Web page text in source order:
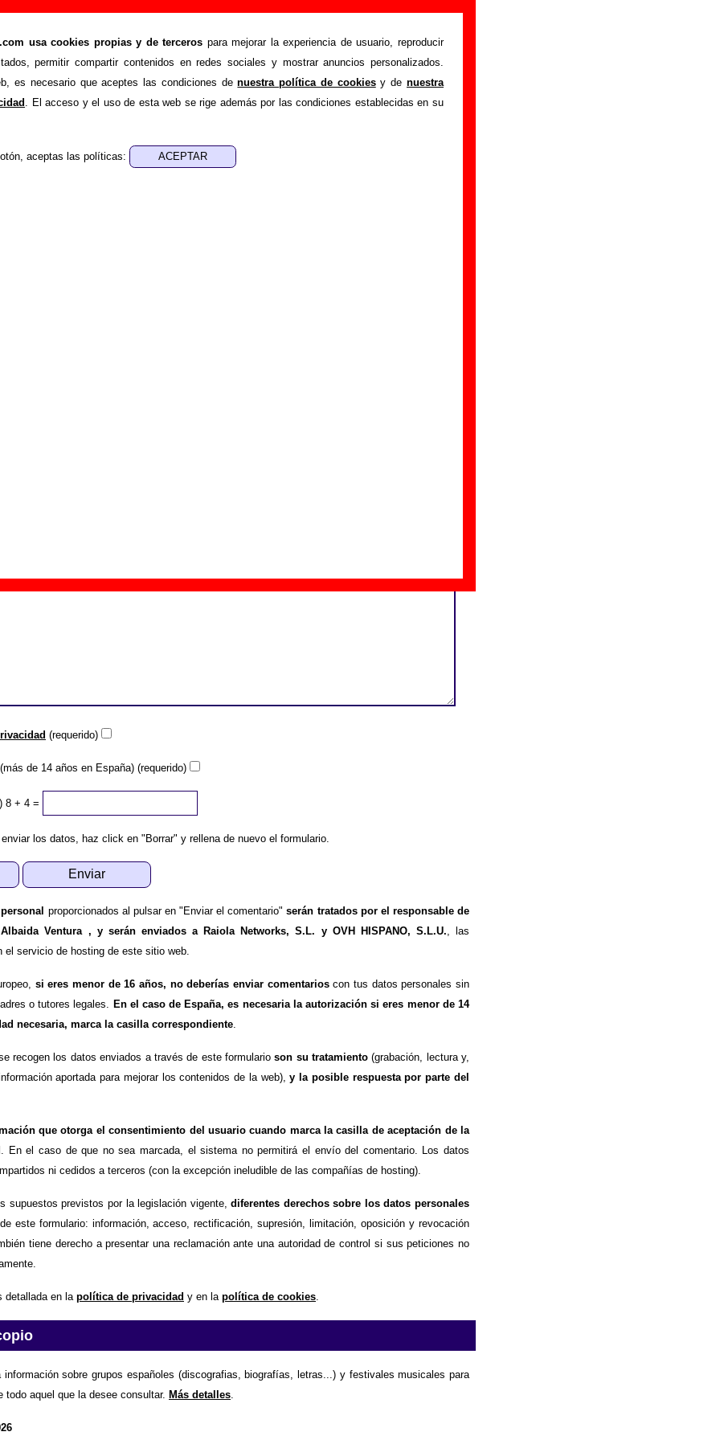
usa cookies propias y de terceros para mejorar la experiencia de usuario, reproducir
permitir compartir contenidos en redes sociales y mostrar anuncios personalizados.
es necesario que aceptes las condiciones denuestra política de cookiesy denuestra
. El acceso y el uso de esta web se rige además por las condiciones establecidas en su
aceptas las políticas:
- Añadir o corregir información
Idaho >Añadir
adicional, puedes enviar nueva información o corregir la existente mediante el
o escribiendo un e-mail a guialven@musicoscopio.com.Gracias por tu
(requerido)
de 14 años en España) (requerido)
8 + 4 =
los datos, haz click en "Borrar" y rellena de nuevo el formulario.
proporcionados al pulsar en "Enviar el comentario"serán tratados por el responsable de
Ventura , y serán enviados a Raiola Networks, S.L. y OVH HISPANO, S.L.U. , las
el servicio de hosting de este sitio web.
si eres menor de 16 años, no deberías enviar comentarioscon tus datos personales sin
o tutores legales.
En el caso de España, es necesaria la autorización si eres menor de 14
necesaria, marca la casilla correspondiente
recogen los datos enviados a través de este formularioson su tratamiento(grabación, lectura y,
aportada para mejorar los contenidos de la web),y la posible respuesta por parte del
que otorga el consentimiento del usuario cuando marca la casilla de aceptación de la
. En el caso de que no sea marcada, el sistema no permitirá el envío del comentario. Los datos
ni cedidos a terceros (con la excepción ineludible de las compañías de hosting).
supuestos previstos por la legislación vigente,diferentes derechos sobre los datos personales
este formulario: información, acceso, rectificación, supresión, limitación, oposición y revocación
tiene derecho a presentar una reclamación ante una autoridad de control si sus peticiones no
detallada en la política de privacidad y en la política de cookies
información sobre grupos españoles (discografias, biografías, letras...) y festivales musicales para
todo aquel que la desee consultar. Más detalles.